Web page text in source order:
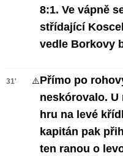
8:1. Ve vápně
střídající
vedle Borkovy
31' ⚠️Přímo po
neskórovalo. U
hru na levé
kapitán pak
ten ranou o